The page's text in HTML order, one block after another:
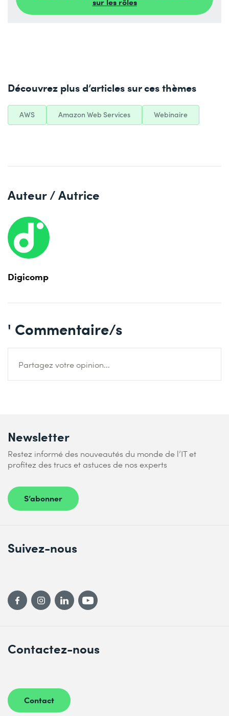
Découvrez plus d’articles sur ces thèmes
AWS Amazon Web Services Webinaire
Auteur / Autrice
Digicomp
' Commentaire/s
Partagez votre opinion...
Newsletter
Restez informé des nouveautés du monde de l’IT et
profitez des trucs et astuces de nos experts
S’abonner
Contactez-nous
Contact
Suivez-nous